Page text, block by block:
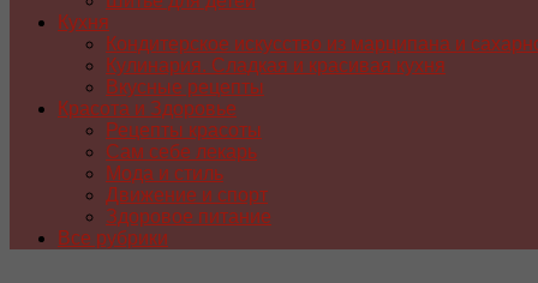
Кухня
Кондитерское искусство из марципана и
Кулинария. Сладкая и красивая кухня
Вкусные рецепты
Красота и Здоровье
Рецепты красоты
Сам себе лекарь
Мода и стиль
Движение и спорт
Здоровое питание
Все рубрики